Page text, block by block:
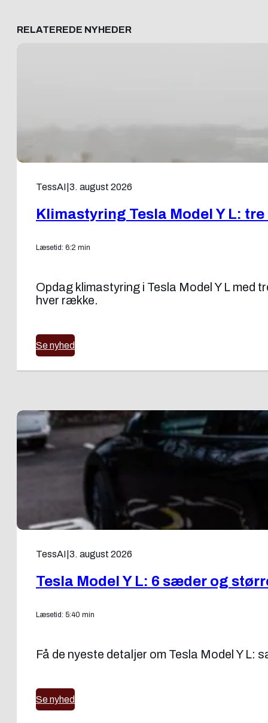
RELATEREDE NYHEDER
TessAI 3. august 2026
Klimastyring Tesla Model Y L:
Læsetid: 6:2 min
Opdag klimastyring i Tesla Model Y L
hver række.
Se nyhed
TessAI 3. august 2026
Tesla Model Y L: 6 sæder og
Læsetid: 5:40 min
Få de nyeste detaljer om Tesla Model Y
Se nyhed